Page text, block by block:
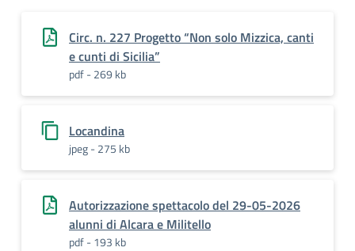
Circ. n. 227 Progetto “Non solo Mizzica, canti
e cunti di Sicilia”
pdf - 269 kb
Locandina
jpeg - 275 kb
Autorizzazione spettacolo del 29-05-2026
alunni di Alcara e Militello
pdf - 193 kb